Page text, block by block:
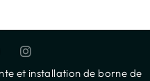
et installation de borne de